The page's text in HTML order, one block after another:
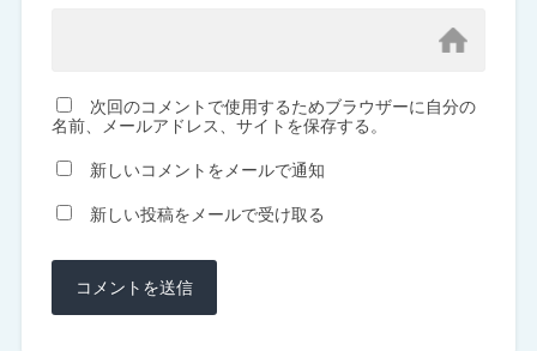
次回のコメントで使用するためブラウザーに自分の
名前、メールアドレス、サイトを保存する。
新しいコメントをメールで通知
新しい投稿をメールで受け取る